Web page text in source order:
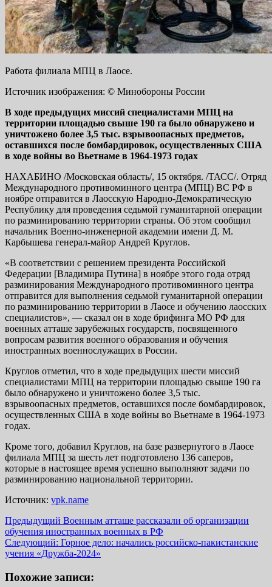
Работа филиала МПЦ в Лаосе.
Источник изображения: © Минобороны России
В ходе предыдущих миссий специалистами МПЦ на
территории площадью свыше 190 га было обнаружено и
уничтожено более 3,5 тыс. взрывоопасных предметов,
оставшихся после бомбардировок, осуществленных США
в ходе войны во Вьетнаме в 1964-1973 годах
НАХАБИНО /Московская область/, 15 октября. /ТАСС/. Отряд
Международного противоминного центра (МПЦ) ВС РФ в
ноябре отправится в Лаосскую Народно-Демократическую
Республику для проведения седьмой гуманитарной операции
по разминированию территории страны. Об этом сообщил
начальник Военно-инженерной академии имени Д. М.
Карбышева генерал-майор Андрей Круглов.
«В соответствии с решением президента Российской
Федерации [Владимира Путина] в ноябре этого года отряд
разминирования Международного противоминного центра
отправится для выполнения седьмой гуманитарной операции
по разминированию территории в Лаосе и обучению лаосских
специалистов», — сказал он в ходе брифинга МО РФ для
военных атташе зарубежных государств, посвященного
вопросам развития военного образования и обучения
иностранных военнослужащих в России.
Круглов отметил, что в ходе предыдущих шести миссий
специалистами МПЦ на территории площадью свыше 190 га
было обнаружено и уничтожено более 3,5 тыс.
взрывоопасных предметов, оставшихся после бомбардировок,
осуществленных США в ходе войны во Вьетнаме в 1964-1973
годах.
Кроме того, добавил Круглов, на базе развернутого в Лаосе
филиала МПЦ за шесть лет подготовлено 136 саперов,
которые в настоящее время успешно выполняют задачи по
разминированию национальной территории.
Источник: vpk.name
Навигация
записи
Предыдущий Военным атташе рассказали об организации
обучения иностранных военных в РФ
Следующий: Горное дело: начались российско-пакистанские
учения «Дружба-2024»
Похожие записи: